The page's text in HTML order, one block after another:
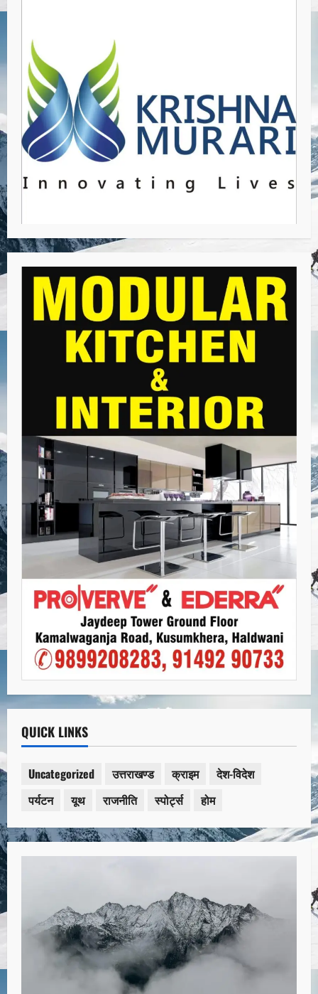
QUICK LINKS
Uncategorized उत्तराखण्ड क्राइम
देश-विदेश
पर्यटन
यूथ राजनीति स्पोर्ट्स होम